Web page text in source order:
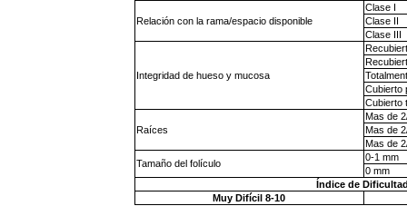
Relación con la rama/espacio disponible
Clase I
Clase II
Clase III
Integridad de hueso y mucosa
Cubierto
Cubierto
Raíces
Mas de
Mas de
Mas de
Tamaño del folículo
0-1 mm
0 mm
Índice de
Muy Difícil 8-10